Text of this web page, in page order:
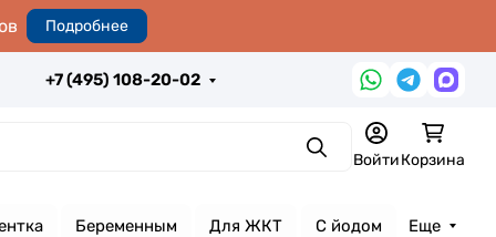
Подробнее
+7 (495) 108-20-02
ПоискВойтиКорзина
Беременным Для ЖКТ С йодом Еще